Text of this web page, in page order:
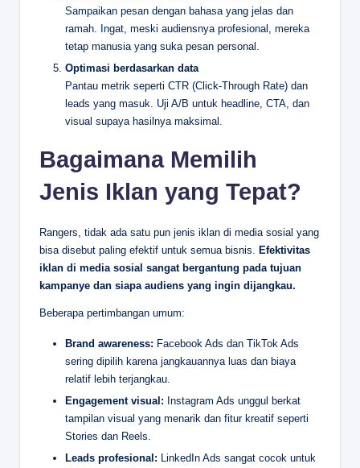
Sampaikan pesan dengan bahasa yang jelas dan
ramah. Ingat, meski audiensnya profesional, mereka
tetap manusia yang suka pesan personal.
Optimasi berdasarkan data
Pantau metrik seperti CTR (Click-Through Rate) dan
leads yang masuk. Uji A/B untuk headline, CTA, dan
visual supaya hasilnya maksimal.
Bagaimana Memilih
Jenis Iklan yang Tepat?
Rangers, tidak ada satu pun jenis iklan di media sosial yang
bisa disebut paling efektif untuk semua bisnis. Efektivitas
iklan di media sosial sangat bergantung pada tujuan
kampanye dan siapa audiens yang ingin dijangkau.
Beberapa pertimbangan umum:
Brand awareness: Facebook Ads dan TikTok Ads
sering dipilih karena jangkauannya luas dan biaya
relatif lebih terjangkau.
Engagement visual: Instagram Ads unggul berkat
tampilan visual yang menarik dan fitur kreatif seperti
Stories dan Reels.
Leads profesional: LinkedIn Ads sangat cocok untuk